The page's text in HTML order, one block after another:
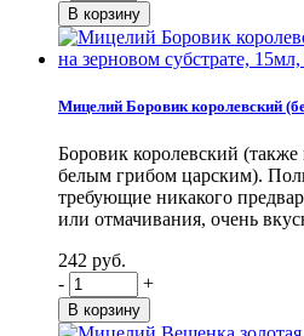
Мицелий Боровик королевский
Боровик королевский
белым грибом царским).
требующие никакого
или отмачивания, очень
242 руб.
-
+